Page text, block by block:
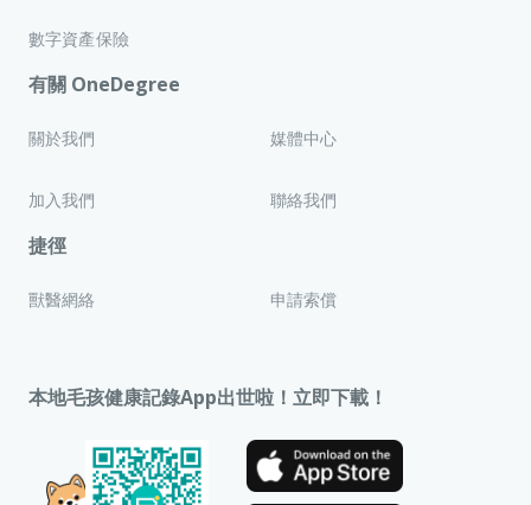
數字資產保險
有關 OneDegree
關於我們 媒體中心
加入我們 聯絡我們
捷徑
獸醫網絡 申請索償
本地毛孩健康記錄App出世啦！立即下載！